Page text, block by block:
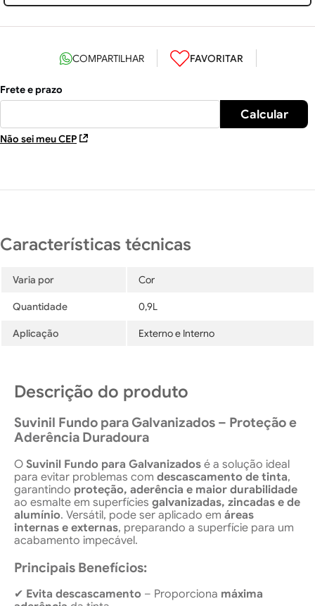
Não sei meu CEP
Varia por Cor
Quantidade 0,9L
Aplicação Externo e Interno
Descrição do produto
Suvinil Fundo para Galvanizados – Proteção e
Aderência Duradoura
O Suvinil Fundo para Galvanizados é a solução ideal
para evitar problemas com descascamento de tinta,
garantindo proteção, aderência e maior durabilidade
ao esmalte em superfícies galvanizadas, zincadas e de
alumínio. Versátil, pode ser aplicado em áreas
internas e externas, preparando a superfície para um
acabamento impecável.
Principais Benefícios:
✔ Evita descascamento – Proporciona máxima